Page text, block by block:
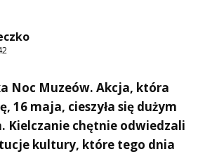
Noc Muzeów. Akcja, która
16 maja, cieszyła się dużym
Kielczanie chętnie odwiedzali
kultury, które tego dnia